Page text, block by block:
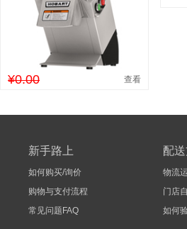
¥0.00 查看
新手路上
如何购买/询价
购物与支付流程
常见问题FAQ
配
物流
门店
如何